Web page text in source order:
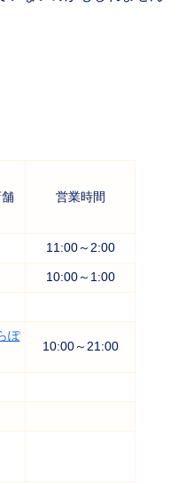
営業時間
11:00～2:00
10:00～1:00
ぽ
10:00～21:00